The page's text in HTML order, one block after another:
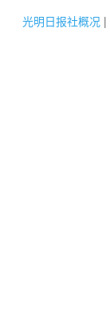
光明日报社概况 |